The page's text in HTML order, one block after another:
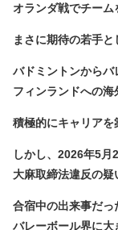
オランダ戦でチーム
まさに期待の若手と
バドミントンからバ
フィンランドへの海
積極的にキャリアを
しかし、2026年5月
大麻取締法違反の疑
合宿中の出来事だっ
バレーボール界に大